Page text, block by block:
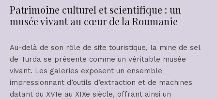
Patrimoine culturel et scientifique : un
musée vivant au cœur de la Roumanie
Au-delà de son rôle de site touristique, la mine de sel
de Turda se présente comme un véritable musée
vivant. Les galeries exposent un ensemble
impressionnant d’outils d’extraction et de machines
datant du XVIe au XIXe siècle, offrant ainsi un